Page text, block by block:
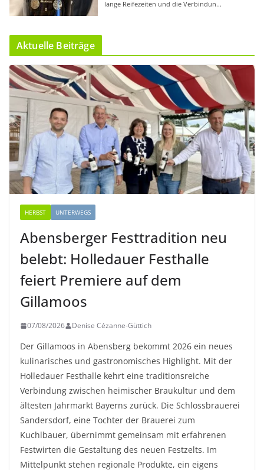
Aktuelle Beiträge
HERBST UNTERWEGS
Abensberger Festtradition neu
belebt: Holledauer Festhalle
feiert Premiere auf dem
Gillamoos
07/08/2026 Denise Cézanne-Güttich
Der Gillamoos in Abensberg bekommt 2026 ein neues
kulinarisches und gastronomisches Highlight. Mit der
Holledauer Festhalle kehrt eine traditionsreiche
Verbindung zwischen heimischer Braukultur und dem
ältesten Jahrmarkt Bayerns zurück. Die Schlossbrauerei
Sandersdorf, eine Tochter der Brauerei zum
Kuchlbauer, übernimmt gemeinsam mit erfahrenen
Festwirten die Gestaltung des neuen Festzelts. Im
Mittelpunkt stehen regionale Produkte, ein eigens